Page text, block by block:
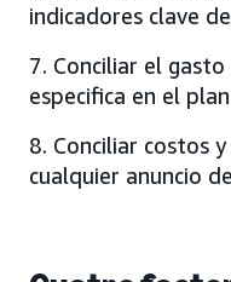
indicadores clave
7. Conciliar el
especifica en el
8. Conciliar costos
cualquier anuncio